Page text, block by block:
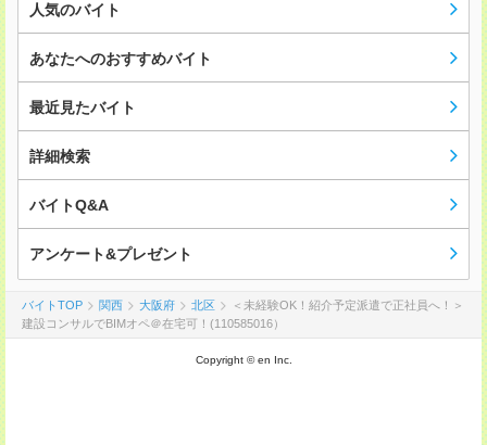
人気のバイト
あなたへのおすすめバイト
最近見たバイト
詳細検索
バイトQ&A
アンケート&プレゼント
バイトTOP 関西 大阪府 北区
＜未経験OK！紹介予定派遣で正社員へ！＞
建設コンサルでBIMオペ＠在宅可！(110585016）
Copyright © en Inc.